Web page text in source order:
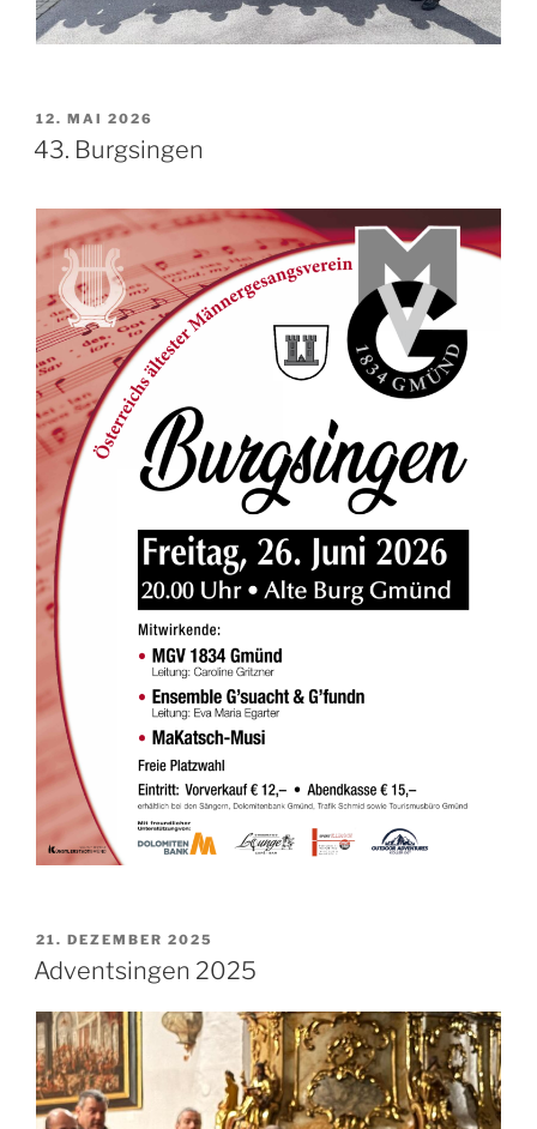
VERÖFFENTLICHT
AM
12. MAI 2026
43. Burgsingen
VERÖFFENTLICHT
AM
21. DEZEMBER 2025
Adventsingen 2025